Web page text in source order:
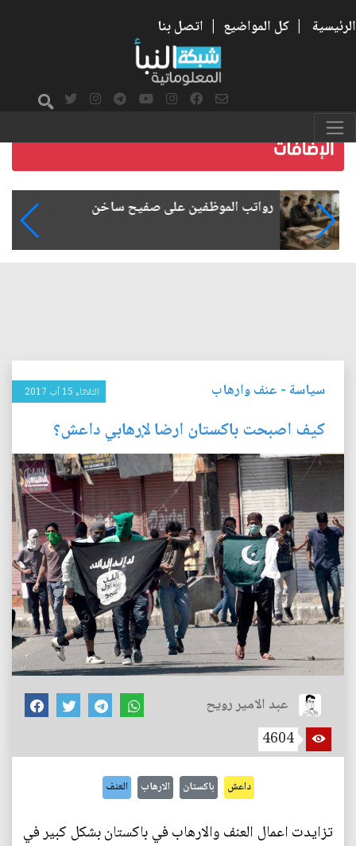
الرئيسية | كل المواضيع | اتصل بنا
رواتب الموظفين على صفيح ساخن
سياسة- عنف وارهاب الثلاثاء 15 آب 2017
كيف اصبحت باكستان ارضا لإرهابي داعش؟
عبد الامير رويح
4604
داعش باكستان الارهاب العنف
تزايدت اعمال العنف والارهاب في باكستان بشكل كبير في